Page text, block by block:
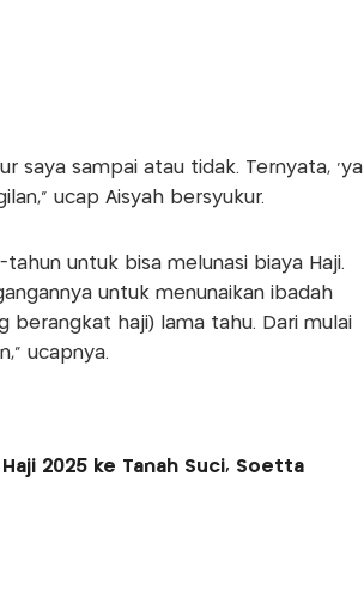
saya sampai atau tidak. Ternyata, 'ya
ucap Aisyah bersyukur.
untuk bisa melunasi biaya Haji.
untuk menunaikan ibadah
berangkat haji) lama tahu. Dari mulai
ucapnya.
2025 ke Tanah Suci, Soetta